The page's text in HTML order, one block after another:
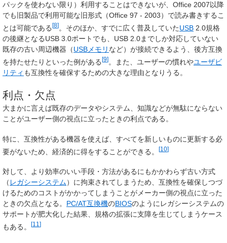
パックを使わない限り）利用することはできないが、Office 2007以降
でも旧製品で利用可能な旧形式（Office 97 - 2003）で読み書きするこ
とは可能である [8] 。そのほか、すでに広く普及していたUSB 2.0規格
の後継となるUSB 3.0ポートでも、USB 2.0までしか対応していない
既存の古い周辺機器（USBメモリ など）が接続できるよう、後方互換
を持たせたりといった例がある [9] 。また、ユーザーの慣れやユーザビ
リティ も互換性を確保するための大きな理由となりうる。
利点・欠点
大まかに言えば既存のデータやシステム、知識などが無駄にならない
ことがユーザー側の視点に立ったときの利点である。
特に、互換性がある機器を使えば、すべてを新しいものに更新する必
要がないため、経済的に得をすることができる。
[10]
対して、より効率のいい手段・方法があるにもかかわらず古い方式
（ レガシーシステム）に拘束されてしまうため、互換性を確保しつづ
けるためのコストがかかってしまうことがメーカー側の視点に立った
ときの欠点となる。 PC/AT互換機のBIOSのようにレガシーシステムの
サポートが肥大化した結果、規格の拡張に支障を生じてしまうケース
もある。
[11 ]